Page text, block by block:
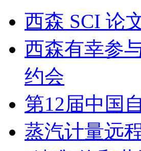
西森 SCI 论
西森有幸参
约会
第12届中国
蒸汽计量远